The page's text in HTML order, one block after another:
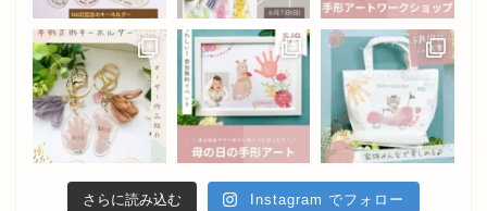
さらに読み込む Instagram でフォロー